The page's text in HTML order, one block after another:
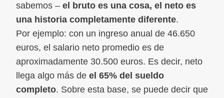
sabemos – el bruto es una cosa, el neto es
una historia completamente diferente.
Por ejemplo: con un ingreso anual de 46.650
euros, el salario neto promedio es de
aproximadamente 30.500 euros. Es decir, neto
llega algo más de el 65% del sueldo
completo. Sobre esta base, se puede decir que